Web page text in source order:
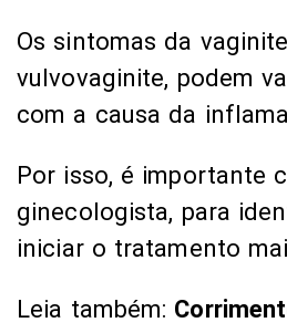
Os sintomas da
vulvovaginite, podem
com a causa da
Por isso, é importante
ginecologista, para
iniciar o tratamento
Leia também: